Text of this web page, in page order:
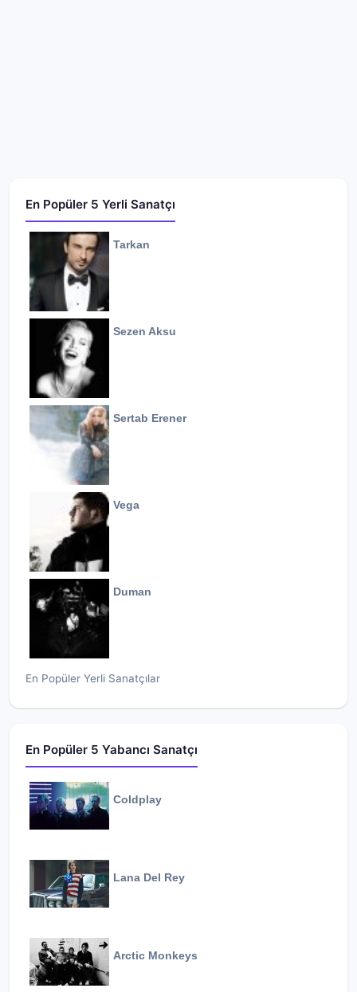
En Popüler 5 Yerli Sanatçı
Tarkan
Sezen Aksu
Sertab Erener
Vega
Duman
En Popüler Yerli Sanatçılar
En Popüler 5 Yabancı Sanatçı
Coldplay
Lana Del Rey
Arctic Monkeys